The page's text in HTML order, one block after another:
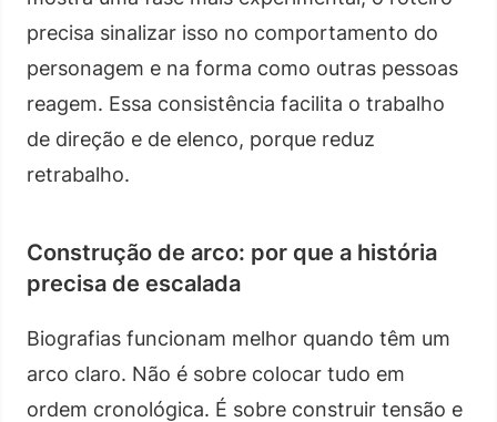
precisa sinalizar isso no comportamento do
personagem e na forma como outras pessoas
reagem. Essa consistência facilita o trabalho
de direção e de elenco, porque reduz
retrabalho.
Construção de arco: por que a história
precisa de escalada
Biografias funcionam melhor quando têm um
arco claro. Não é sobre colocar tudo em
ordem cronológica. É sobre construir tensão e